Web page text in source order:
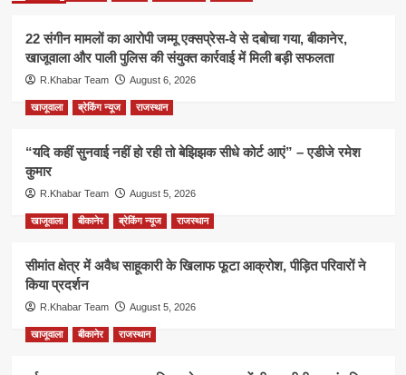
22 संगीन मामलों का आरोपी जम्मू एक्सप्रेस-वे से दबोचा गया, बीकानेर,
खाजूवाला और पाली पुलिस की संयुक्त कार्रवाई में मिली बड़ी सफलता
R.Khabar Team August 6, 2026
खाजूवाला ब्रेकिंग न्यूज राजस्थान
“यदि कहीं सुनवाई नहीं हो रही तो बेझिझक सीधे कोर्ट आएं” – एडीजे रमेश
कुमार
R.Khabar Team August 5, 2026
खाजूवाला बीकानेर ब्रेकिंग न्यूज राजस्थान
सीमांत क्षेत्र में अवैध साहूकारी के खिलाफ फूटा आक्रोश, पीड़ित परिवारों ने
किया प्रदर्शन
R.Khabar Team August 5, 2026
खाजूवाला बीकानेर राजस्थान